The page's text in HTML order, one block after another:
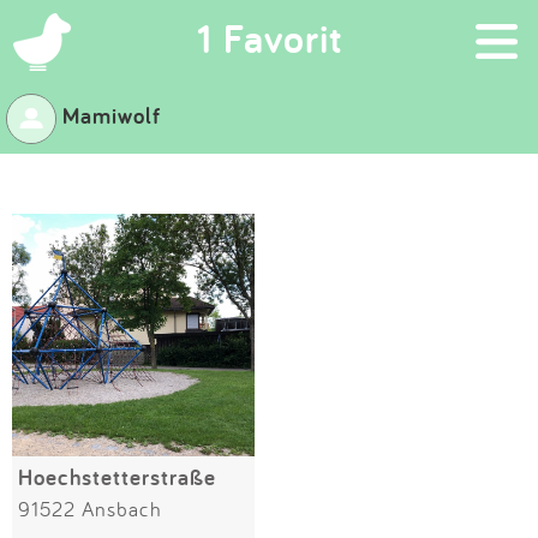
1 Favorit ×
Suchen
Eintragen
App
Blog
Partner
Kontakt
Mamiwolf
Hoechstetterstraße
91522 Ansbach